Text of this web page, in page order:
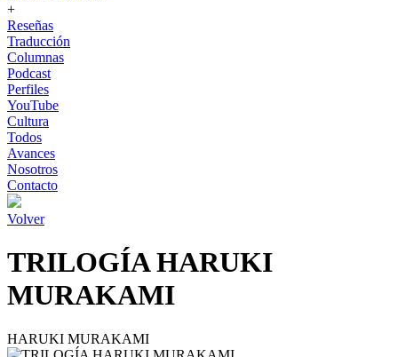
+
Reseñas
Traducción
Columnas
Podcast
Perfiles
YouTube
Cultura
Todos
Avances
Nosotros
Contacto
Volver
TRILOGÍA HARUKI
MURAKAMI
HARUKI MURAKAMI